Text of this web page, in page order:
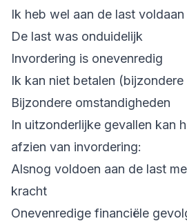
Ik heb wel aan de last voldaan
De last was onduidelijk
Invordering is onevenredig
Ik kan niet betalen
Bijzondere omstandigheden
In uitzonderlijke gevallen kan
afzien van invordering:
Alsnog voldoen aan de last
kracht
Onevenredige financiële